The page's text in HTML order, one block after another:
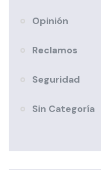
Opinión
Reclamos
Seguridad
Sin Categoría